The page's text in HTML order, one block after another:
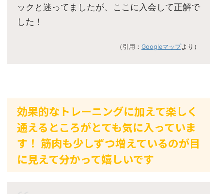
ックと迷ってましたが、ここに入会して正解で
した！
（引用： Googleマップより）
効果的なトレーニングに加えて楽しく
通えるところがとても気に入っていま
す！ 筋肉も少しずつ増えているのが目
に見えて分かって嬉しいです